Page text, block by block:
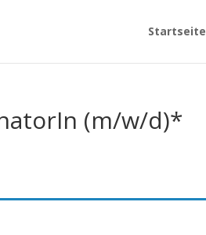
Startseite
(m/w/d)*